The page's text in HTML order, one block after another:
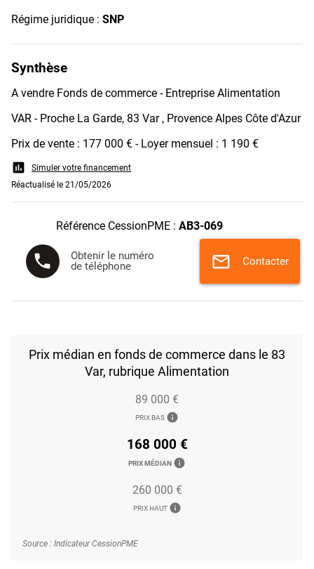
Régime juridique : SNP
Synthèse
A vendre Fonds de commerce - Entreprise Alimentation
VAR - Proche La Garde, 83 Var , Provence Alpes Côte d'Azur
Prix de vente : 177 000 € - Loyer mensuel : 1 190 €
assessment
Simuler votre financement
Réactualisé le 21/05/2026
Référence CessionPME : AB3-069
phone
Obtenir le numéro
de téléphone
mail Contacter
Prix médian en fonds de commerce dans le 83
Var, rubrique Alimentation
89 000 €
PRIX BAS info
168 000 €
PRIX MÉDIAN info
260 000 €
PRIX HAUT info
Source : Indicateur CessionPME